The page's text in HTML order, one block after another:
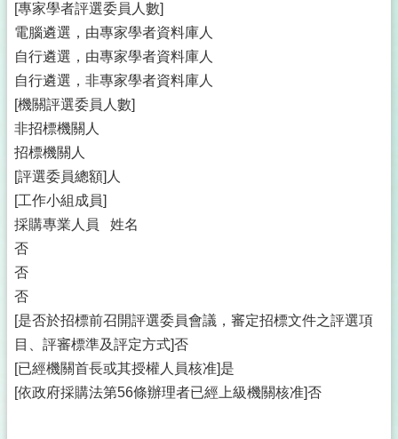
[專家學者評選委員人數]
電腦遴選，由專家學者資料庫人
自行遴選，由專家學者資料庫人
自行遴選，非專家學者資料庫人
[機關評選委員人數]
非招標機關人
招標機關人
[評選委員總額]人
[工作小組成員]
採購專業人員 姓名
否
否
否
[是否於招標前召開評選委員會議，審定招標文件之評選項
目、評審標準及評定方式]否
[已經機關首長或其授權人員核准]是
[依政府採購法第56條辦理者已經上級機關核准]否